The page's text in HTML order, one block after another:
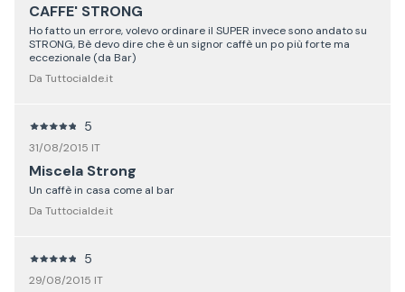
CAFFE' STRONG
Ho fatto un errore, volevo ordinare il SUPER invece sono andato su
STRONG, Bè devo dire che è un signor caffè un po più forte ma
eccezionale (da Bar)
Da Tuttocialde.it
5
31/08/2015 IT
Miscela Strong
Un caffè in casa come al bar
Da Tuttocialde.it
5
29/08/2015 IT